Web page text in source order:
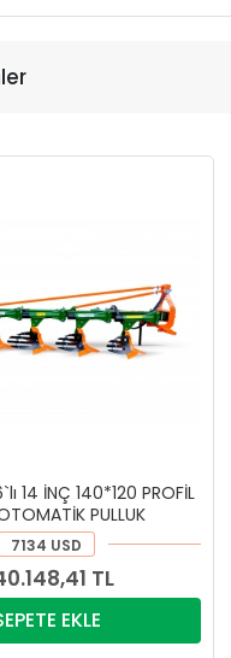
14 İNÇ 140*120 PROFİL
PULLUK
7134 USD
TL
EKLE